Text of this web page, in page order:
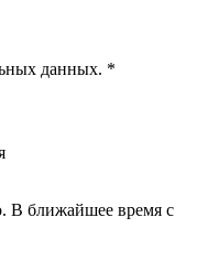
данных. *
В ближайшее время с